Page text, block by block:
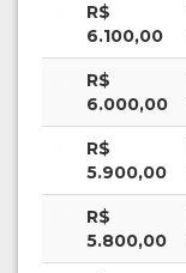
R$
6.100,00
R$
6.000,00
R$
5.900,00
R$
5.800,00